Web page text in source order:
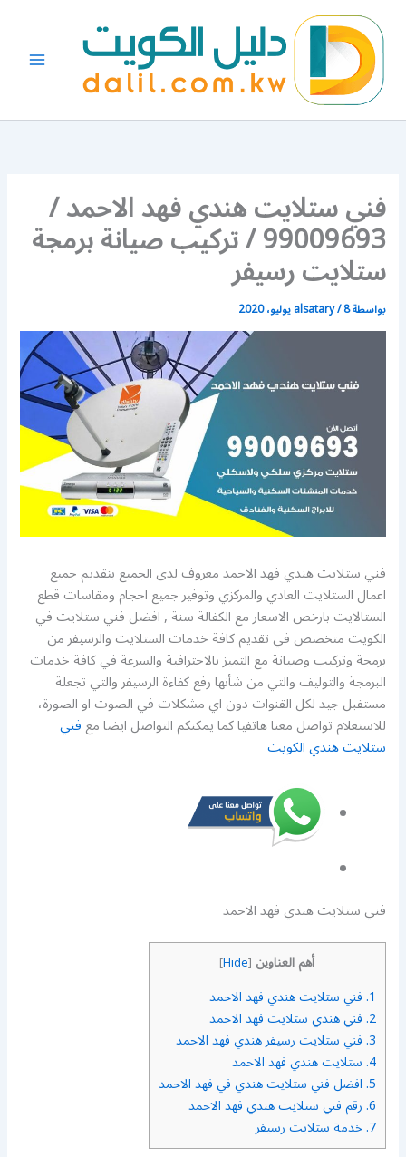
المحتوى
فني ستلايت هندي فهد الاحمد /
99009693 / تركيب صيانة برمجة
ستلايت رسيفر
بواسطة alsatary/8 يوليو، 2020
فني ستلايت هندي فهد الاحمد معروف لدى الجميع بتقديم جميع
اعمال الستلايت العادي والمركزي وتوفير جميع احجام ومقاسات قطع
الستالايت بارخص الاسعار مع الكفالة سنة , افضل فني ستلايت في
الكويت متخصص في تقديم كافة خدمات الستلايت والرسيفر من
برمجة وتركيب وصيانة مع التميز بالاحترافية والسرعة في كافة خدمات
البرمجة والتوليف والتي من شأنها رفع كفاءة الرسيفر والتي تجعلة
مستقبل جيد لكل القنوات دون اي مشكلات في الصوت او الصورة،
للاستعلام تواصل معنا هاتفيا كما يمكنكم التواصل ايضا معفني
ستلايت هندي الكويت
فني ستلايت هندي فهد الاحمد
أهم العناوين [
Hide
]
1. فني ستلايت هندي فهد الاحمد
2. فني هندي ستلايت فهد الاحمد
3. فني ستلايت رسيفر هندي فهد الاحمد
4. ستلايت هندي فهد الاحمد
5. افضل فني ستلايت هندي في فهد الاحمد
6. رقم فني ستلايت هندي فهد الاحمد
7. خدمة ستلايت رسيفر